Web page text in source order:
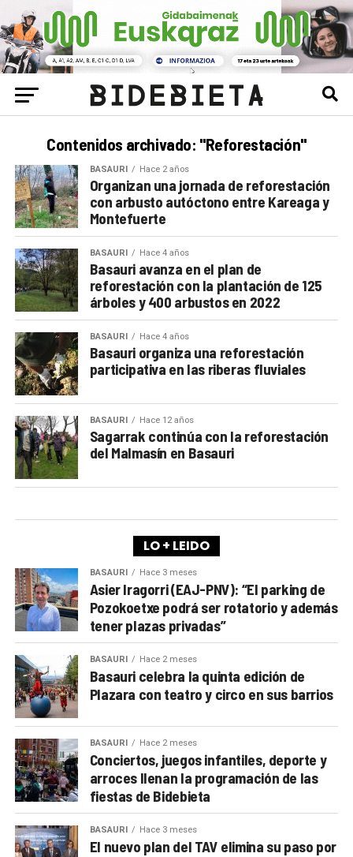
Contenidos archivado: "Reforestación"
BASAURI Hace 2 años
Organizan una jornada de reforestación
con arbusto autóctono entre Kareaga y
Montefuerte
BASAURI Hace 4 años
Basauri avanza en el plan de
reforestación con la plantación de 125
árboles y 400 arbustos en 2022
BASAURI Hace 4 años
Basauri organiza una reforestación
participativa en las riberas fluviales
BASAURI Hace 12 años
Sagarrak continúa con la reforestación
del Malmasín en Basauri
LO + LEIDO
BASAURI Hace 3 meses
Asier Iragorri (EAJ-PNV): “El parking de
Pozokoetxe podrá ser rotatorio y además
tener plazas privadas”
BASAURI Hace 2 meses
Basauri celebra la quinta edición de
Plazara con teatro y circo en sus barrios
BASAURI Hace 2 meses
Conciertos, juegos infantiles, deporte y
arroces llenan la programación de las
fiestas de Bidebieta
BASAURI Hace 3 meses
El nuevo plan del TAV elimina su paso por